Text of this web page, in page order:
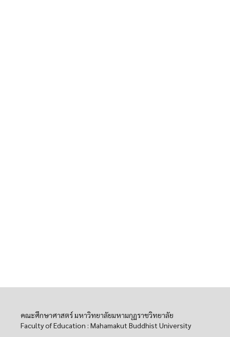
คณะศึกษาศาสตร์ มหาวิทยาลัยมหามกุฏราชวิทยาลัย
Faculty of Education : Mahamakut Buddhist University